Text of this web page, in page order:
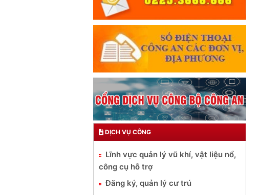
DỊCH VỤ CÔNG
Lĩnh vực quản lý vũ khí, vật liệu nổ,
công cụ hỗ trợ
Đăng ký, quản lý cư trú